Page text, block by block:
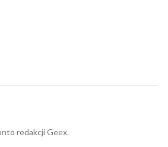
redakcji Geex.